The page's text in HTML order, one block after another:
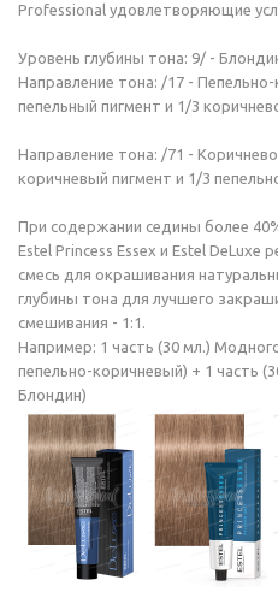
Professional удовлетворяющие
Уровень глубины тона: 9/ -
Направление тона: /17 -
пепельный пигмент и 1/3
Направление тона: /71 -
коричневый пигмент и 1/3
При содержании седины более
Estel Princess Essex и Estel DeLuxe
смесь для окрашивания
глубины тона для лучшего
смешивания - 1:1.
Например: 1 часть (30 мл.)
пепельно-коричневый) + 1 часть
Блондин)